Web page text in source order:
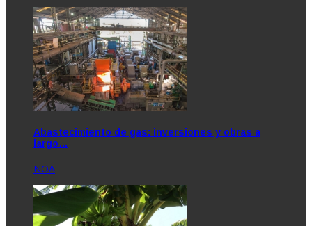
Abastecimiento de gas: inversiones y obras a
largo…
NOA